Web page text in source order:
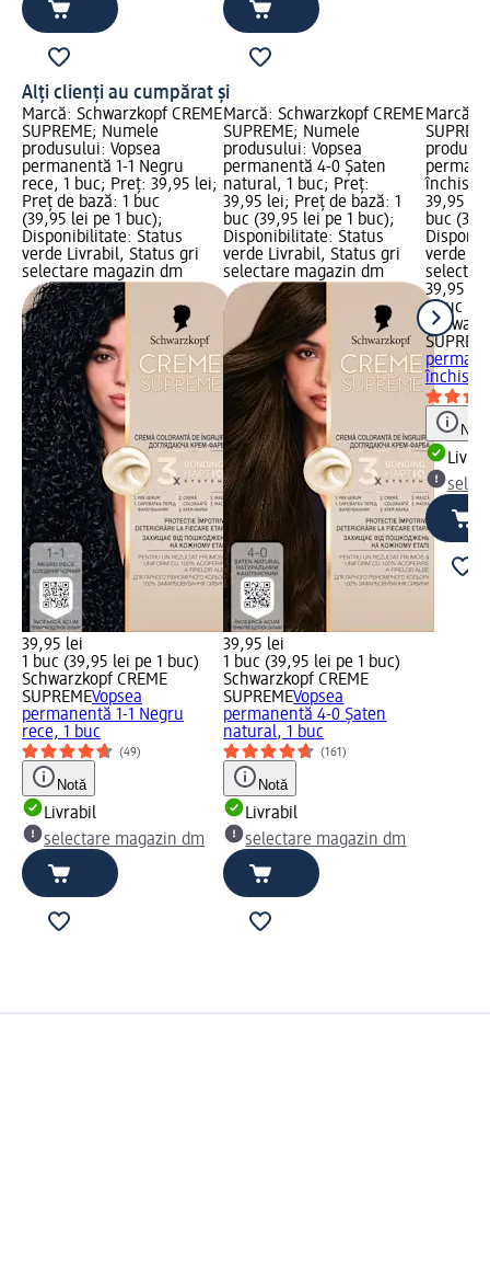
Alți clienți au cumpărat și
Marcă: Schwarzkopf CREME
SUPREME; Numele
produsului: Vopsea
permanentă 1-1 Negru
rece, 1 buc; Preț: 39,95 lei;
Preț de bază: 1 buc
(39,95 lei pe 1 buc);
Disponibilitate: Status
verde Livrabil, Status gri
selectare magazin dm
39,95 lei
1 buc (39,95 lei pe 1 buc)
Schwarzkopf CREME
SUPREMEVopsea
permanentă 1-1 Negru
rece, 1 buc
(49)
Notă
Livrabil
selectare magazin dm
Marcă: Schwarzkopf CREME
SUPREME; Numele
produsului: Vopsea
permanentă 4-0 Șaten
natural, 1 buc; Preț:
39,95 lei; Preț de bază: 1
buc (39,95 lei pe 1 buc);
Disponibilitate: Status
verde Livrabil, Status gri
selectare magazin dm
39,95 lei
1 buc (39,95 lei pe 1 buc)
Schwarzkopf CREME
SUPREMEVopsea
permanentă 4-0 Șaten
natural, 1 buc
(161)
Notă
Livrabil
selectare magazin dm
Marcă:
închis
39,95
buc
verde
39,95 lei
1 buc
închis
Notă